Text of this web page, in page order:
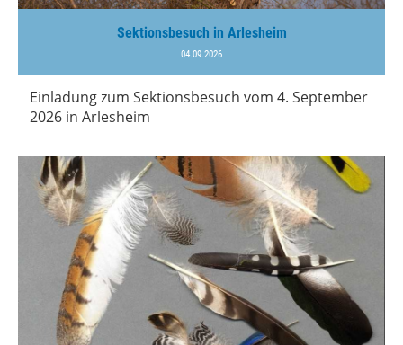
Sektionsbesuch in Arlesheim
04.09.2026
Einladung zum Sektionsbesuch vom 4. September
2026 in Arlesheim